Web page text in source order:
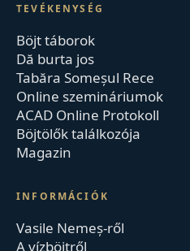
TEVÉKENYSÉG
Böjt táborok
Dă burta jos
Tabăra Someșul Rece
Online szemináriumok
ACAD Online Protokoll
Böjtölők találkozója
Magazin
INFORMÁCIÓK
Vasile Nemeș-ről
A vízböjtről